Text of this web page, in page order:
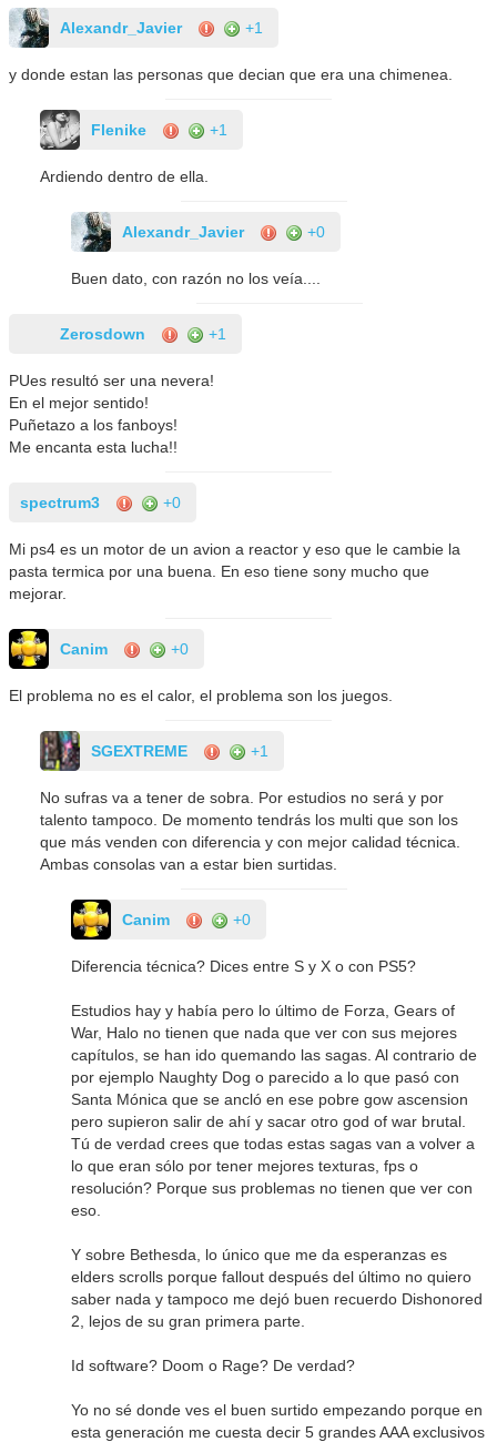
Alexandr_Javier +1
y donde estan las personas que decian que era una chimenea.
Flenike +1
Ardiendo dentro de ella.
Alexandr_Javier +0
Buen dato, con razón no los veía....
Zerosdown +1
PUes resultó ser una nevera!
En el mejor sentido!
Puñetazo a los fanboys!
Me encanta esta lucha!!
spectrum3 +0
Mi ps4 es un motor de un avion a reactor y eso que le cambie la
pasta termica por una buena. En eso tiene sony mucho que
mejorar.
Canim +0
El problema no es el calor, el problema son los juegos.
SGEXTREME +1
No sufras va a tener de sobra. Por estudios no será y por
talento tampoco. De momento tendrás los multi que son los
que más venden con diferencia y con mejor calidad técnica.
Ambas consolas van a estar bien surtidas.
Canim +0
Diferencia técnica? Dices entre S y X o con PS5?
Estudios hay y había pero lo último de Forza, Gears of
War, Halo no tienen que nada que ver con sus mejores
capítulos, se han ido quemando las sagas. Al contrario de
por ejemplo Naughty Dog o parecido a lo que pasó con
Santa Mónica que se ancló en ese pobre gow ascension
pero supieron salir de ahí y sacar otro god of war brutal.
Tú de verdad crees que todas estas sagas van a volver a
lo que eran sólo por tener mejores texturas, fps o
resolución? Porque sus problemas no tienen que ver con
eso.
Y sobre Bethesda, lo único que me da esperanzas es
elders scrolls porque fallout después del último no quiero
saber nada y tampoco me dejó buen recuerdo Dishonored
2, lejos de su gran primera parte.
Id software? Doom o Rage? De verdad?
Yo no sé donde ves el buen surtido empezando porque en
esta generación me cuesta decir 5 grandes AAA exclusivos